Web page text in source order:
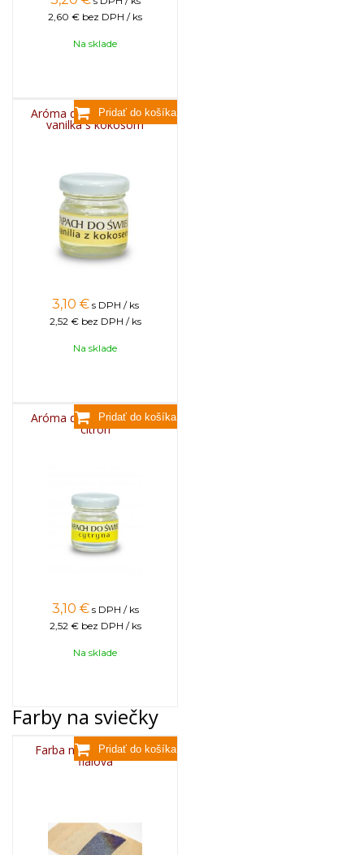
2,60 € bez DPH / ks
Na sklade
Aróma do sviečok, 25g -
vanilka s kokosom
3,10 € s DPH / ks
2,52 € bez DPH / ks
Na sklade
Aróma do sviečok, 25g -
citrón
3,10 € s DPH / ks
2,52 € bez DPH / ks
Na sklade
Farby na sviečky
Farba na sviečky, 25g -
fialová